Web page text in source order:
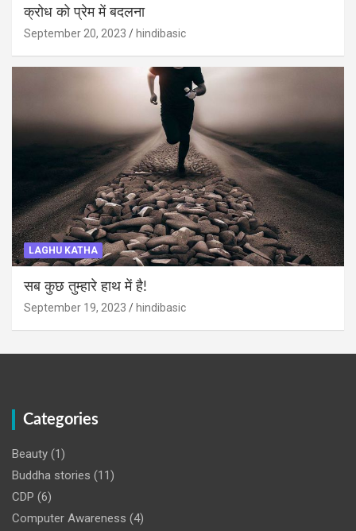
क्रोध को प्रेम में बदलना
September 20, 2023 hindibasic
LAGHU KATHA
सब कुछ तुम्हारे हाथ में है!
September 19, 2023 hindibasic
Categories
Beauty (1)
Buddha stories (11)
CDP (6)
Computer Awareness (4)